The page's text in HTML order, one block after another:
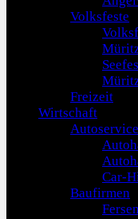
Volksfeste
Freizeit
Wirtschaft
Autoservice
Car-
Baufirmen